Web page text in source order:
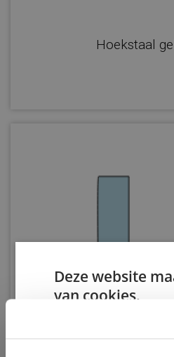
Hoekstaal
Deze website
van cookies.